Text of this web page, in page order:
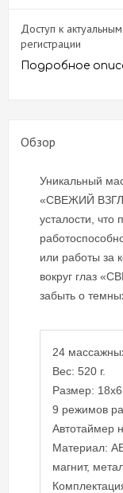
Доступ к
регистрации
Подробное
Обзор
Уникальный
«СВЕЖИЙ
усталости, что
или работы за
вокруг глаз
забыть о
24
Вес: 520 г.
Размер:
9 режимов
Автотаймер
Материал:
магнит,